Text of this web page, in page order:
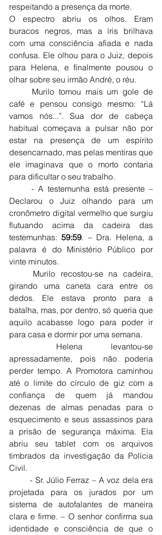
respeitando a presença da morte.
O espectro abriu os olhos. Eram
buracos negros, mas a íris brilhava
com uma consciência afiada e nada
confusa. Ele olhou para o Juiz, depois
para Helena, e finalmente pousou o
olhar sobre seu irmão André, o réu.
café e pensou consigo mesmo: “Lá
vamos nós...”. Sua dor de cabeça
habitual começava a pulsar não por
estar na presença de um espírito
desencarnado, mas pelas mentiras que
ele imaginava que o morto contaria
para dificultar o seu trabalho.
Declarou o Juiz olhando para um
cronômetro digital vermelho que surgiu
flutuando acima da cadeira das
testemunhas: 59:59. – Dra. Helena, a
palavra é do Ministério Público por
vinte minutos.
girando uma caneta cara entre os
dedos. Ele estava pronto para a
batalha, mas, por dentro, só queria que
aquilo acabasse logo para poder ir
para casa e dormir por uma semana.
apressadamente, pois não poderia
perder tempo. A Promotora caminhou
até o limite do círculo de giz com a
confiança de quem já mandou
dezenas de almas penadas para o
esquecimento e seus assassinos para
a prisão de segurança máxima. Ela
abriu seu tablet com os arquivos
timbrados da investigação da Polícia
Civil.
	- Sr. Júlio Ferraz – A voz dela era
projetada para os jurados por um
sistema de autofalantes de maneira
clara e firme. – O senhor confirma sua
identidade e consciência de que o